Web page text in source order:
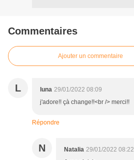
Commentaires
Ajouter un commentaire
L luna 29/01/2022 08:09
j'adore!! çà change!!<br /> merci!!
Répondre
N Natalia 29/01/2022 08:22